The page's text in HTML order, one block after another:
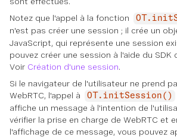
Notez que l'appel à la fonction
n'est pas créer une session ; il crée un
JavaScript, qui représente une session
pouvez créer une session à l'aide du SDK
Voir Création d'une session.
Si le navigateur de l'utilisateur ne prend
WebRTC, l'appel à
OT.initSession()
affiche un message à l'intention de
vérifier la prise en charge de WebRTC et
l'affichage de ce message, vous pouvez